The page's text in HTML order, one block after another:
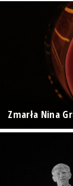
Zmarła Nina